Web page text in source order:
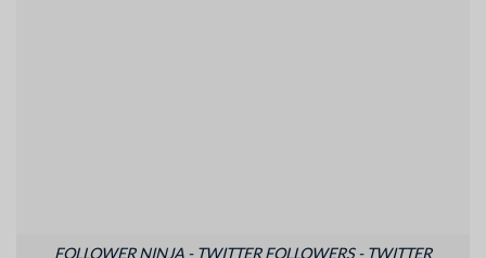
FOLLOWER NINJA - TWITTER FOLLOWERS - TWITTER